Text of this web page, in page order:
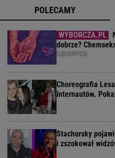
POLECAMY
dobrze?
SUBSKRYPCJA
Choreografia
internautów.
Stachursky
i zszokował